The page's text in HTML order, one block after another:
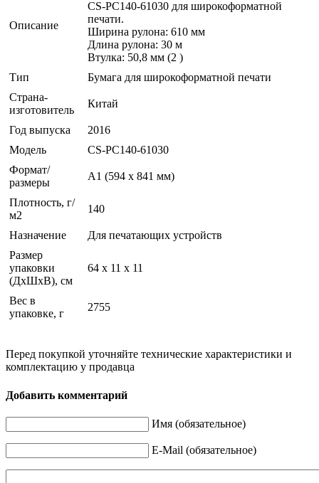
Описание
CS-PC140-61030 для широкоформатной
печати.
Ширина рулона: 610 мм
Длина рулона: 30 м
Втулка: 50,8 мм (2 )
Тип
Бумага для широкоформатной печати
Страна-
изготовитель
Китай
Год выпуска
2016
Модель
CS-PC140-61030
Формат/
размеры
A1 (594 x 841 мм)
Плотность, г/
м2
140
Назначение
Для печатающих устройств
Размер
упаковки
(ДхШхВ), см
64 x 11 x 11
Вес в
упаковке, г
2755
Перед покупкой уточняйте технические характеристики и
комплектацию у продавца
Добавить комментарий
Имя (обязательное)
E-Mail (обязательное)